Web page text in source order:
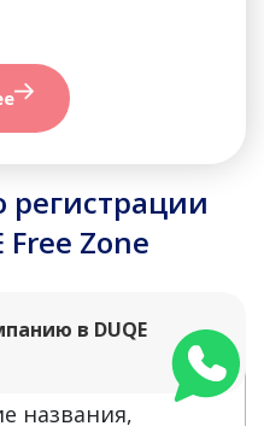
регистрации
Zone
в DUQE
названия,